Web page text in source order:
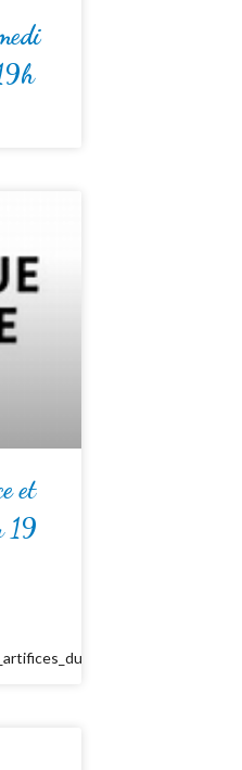
et
19